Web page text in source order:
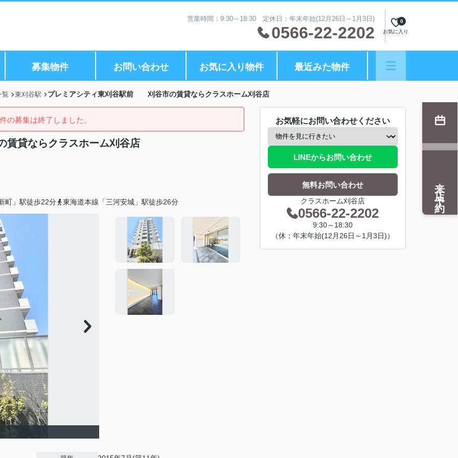
営業時間：9:30～18:30 定休日：年末年始(12月26日～1月3日)
0566-22-2202 お気に入り
0
募集物件 お問い合わせ お気に入り物件 最近みた物件
覧 東刈谷駅 プレミアシティ東刈谷駅前 刈谷市の賃貸ならクラスホーム刈谷店
の募集は終了しました。
貸ならクラスホーム刈谷店
町」駅徒歩22分 東海道本線「三河安城」駅徒歩26分
お気軽にお問い合わせください
LINEからお問い合わせ
無料お問い合わせ
クラスホーム刈谷店
0566-22-2202
9:30～18:30
（休：年末年始(12月26日～1月3日)）
来店予約